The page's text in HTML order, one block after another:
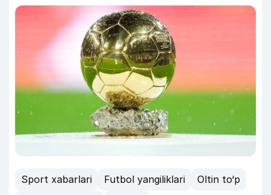
Sport xabarlari Futbol yangiliklari
Oltin to‘p